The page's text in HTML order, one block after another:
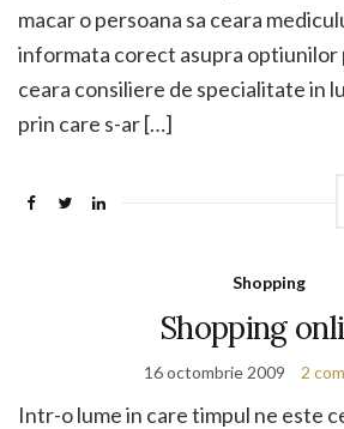
macar o persoana sa ceara
informata corect asupra optiunilor
ceara consiliere de specialitate in
prin care s-ar […]
Shopping
Shopping
16 octombrie 2009 2
Intr-o lume in care timpul ne este